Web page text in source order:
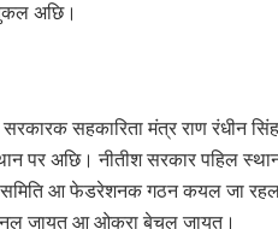
अछि।
सरकारक सहकारिता मंत्र राण रंधीन
पर अछि। नीतीश सरकार पहिल
आ फेडरेशनक गठन कयल जा रहल
जायत आ ओकरा बेचल जायत।